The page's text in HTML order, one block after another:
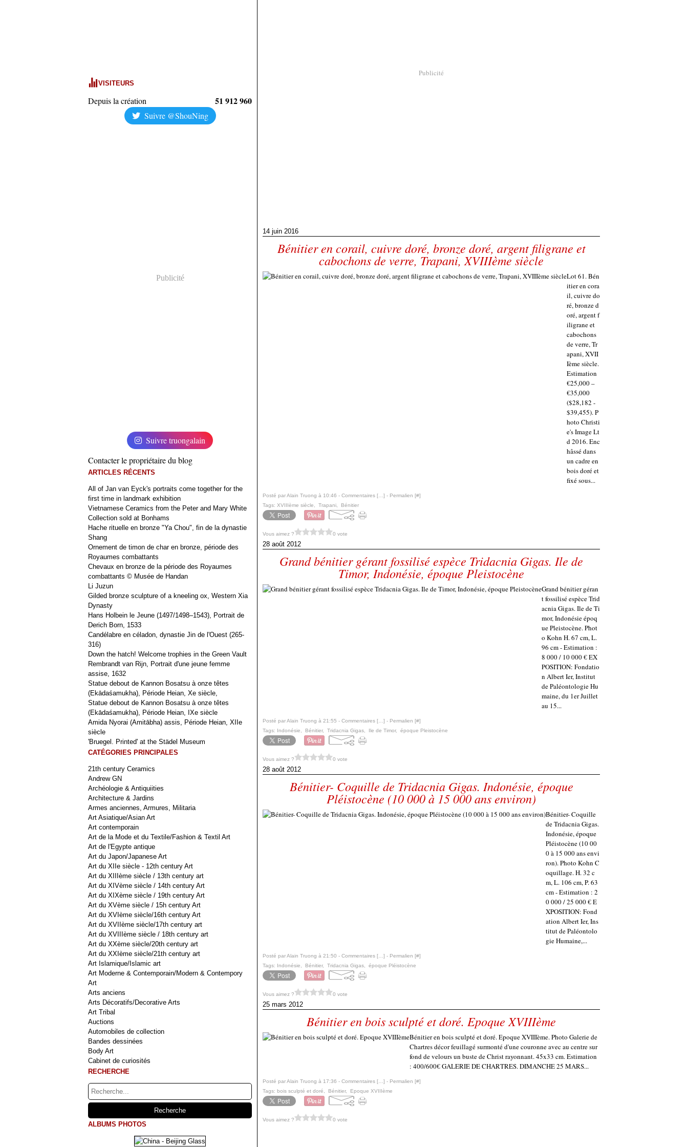
VISITEURS
Depuis la création 51 912 960
Suivre @ShouNing
Publicité
Suivre truongalain
Contacter le propriétaire du blog
ARTICLES RÉCENTS
All of Jan van Eyck's portraits come together for the
first time in landmark exhibition
Vietnamese Ceramics from the Peter and Mary White
Collection sold at Bonhams
Hache rituelle en bronze "Ya Chou", fin de la dynastie
Shang
Ornement de timon de char en bronze, période des
Royaumes combattants
Chevaux en bronze de la période des Royaumes
combattants © Musée de Handan
Li Juzun
Gilded bronze sculpture of a kneeling ox, Western Xia
Dynasty
Hans Holbein le Jeune (1497/1498–1543), Portrait de
Derich Born, 1533
Candélabre en céladon, dynastie Jin de l'Ouest (265-
316)
Down the hatch! Welcome trophies in the Green Vault
Rembrandt van Rijn, Portrait d'une jeune femme
assise, 1632
Statue debout de Kannon Bosatsu à onze têtes
(Ekādaśamukha), Période Heian, Xe siècle,
Statue debout de Kannon Bosatsu à onze têtes
(Ekādaśamukha), Période Heian, IXe siècle
Amida Nyorai (Amitābha) assis, Période Heian, XIIe
siècle
'Bruegel. Printed' at the Städel Museum
CATÉGORIES PRINCIPALES
21th century Ceramics
Andrew GN
Archéologie & Antiquiities
Architecture & Jardins
Armes anciennes, Armures, Militaria
Art Asiatique/Asian Art
Art contemporain
Art de la Mode et du Textile/Fashion & Textil Art
Art de l'Egypte antique
Art du Japon/Japanese Art
Art du XIIe siècle - 12th century Art
Art du XIIIème siècle / 13th century art
Art du XIVème siècle / 14th century Art
Art du XIXème siècle / 19th century Art
Art du XVème siècle / 15h century Art
Art du XVIème siècle/16th century Art
Art du XVIIème siècle/17th century art
Art du XVIIIème siècle / 18th century art
Art du XXème siècle/20th century art
Art du XXIème siècle/21th century art
Art Islamique/Islamic art
Art Moderne & Contemporain/Modern & Contempory
Art
Arts anciens
Arts Décoratifs/Decorative Arts
Art Tribal
Auctions
Automobiles de collection
Bandes dessinées
Body Art
Cabinet de curiosités
RECHERCHE
ALBUMS PHOTOS
Publicité
14 juin 2016
Bénitier en corail, cuivre doré, bronze doré, argent filigrane et
cabochons de verre, Trapani, XVIIIème siècle
Lot 61. Bén
itier en cora
il, cuivre do
ré, bronze d
oré, argent f
iligrane et
cabochons
de verre, Tr
apani, XVII
Ième siècle.
Estimation
€25,000 –
€35,000
($28,182 -
$39,455). P
hoto Christi
e's Image Lt
d 2016. Enc
hâssé dans
un cadre en
bois doré et
fixé sous...
Posté par Alain Truong à 10:46 - Commentaires [ ] - Permalien [#]
Tags: XVIIIème siècle Trapani Bénitier
Vous aimez ? 0 vote
28 août 2012
Grand bénitier gérant fossilisé espèce Tridacnia Gigas. Ile de
Timor, Indonésie, époque Pleistocène
Grand bénitier géran
t fossilisé espèce Trid
acnia Gigas. Ile de Ti
mor, Indonésie époq
ue Pleistocène. Phot
o Kohn H. 67 cm, L.
96 cm - Estimation :
8 000 / 10 000 € EX
POSITION: Fondatio
n Albert Ier, Institut
de Paléontologie Hu
maine, du 1er Juillet
au 15...
Posté par Alain Truong à 21:55 - Commentaires [ ] - Permalien [#]
Tags: Indonésie Bénitier, Tridacnia Gigas Ile de Timor, époque Pleistocène
Vous aimez ? 0 vote
28 août 2012
Bénitier- Coquille de Tridacnia Gigas. Indonésie, époque
Pléistocène (10 000 à 15 000 ans environ)
Bénitier- Coquille
de Tridacnia Gigas.
Indonésie, époque
Pléistocène (10 00
0 à 15 000 ans envi
ron). Photo Kohn C
oquillage. H. 32 c
m, L. 106 cm, P. 63
cm - Estimation : 2
0 000 / 25 000 € E
XPOSITION: Fond
ation Albert Ier, Ins
titut de Paléontolo
gie Humaine,...
Posté par Alain Truong à 21:50 - Commentaires [ ] - Permalien [#]
Tags: Indonésie Bénitier, Tridacnia Gigas époque Pléistocène
Vous aimez ? 0 vote
25 mars 2012
Bénitier en bois sculpté et doré. Epoque XVIIIème
Bénitier en bois sculpté et doré. Epoque XVIIIème. Photo Galerie de
Chartres décor feuillagé surmonté d'une couronne avec au centre sur
fond de velours un buste de Christ rayonnant. 45x33 cm. Estimation
: 400/600€ GALERIE DE CHARTRES. DIMANCHE 25 MARS...
Posté par Alain Truong à 17:36 - Commentaires [ ] - Permalien [#]
Tags: bois sculpté et doré Bénitier, Epoque XVIIIème
Vous aimez ? 0 vote